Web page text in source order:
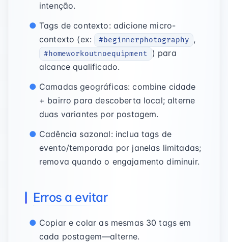
intenção.
Tags de contexto: adicione micro-
contexto (ex:
#beginnerphotography ,
#homeworkoutnoequipment
) para
alcance qualificado.
Camadas geográficas: combine cidade
+ bairro para descoberta local; alterne
duas variantes por postagem.
Cadência sazonal: inclua tags de
evento/temporada por janelas limitadas;
remova quando o engajamento diminuir.
Erros a evitar
Copiar e colar as mesmas 30 tags em
cada postagem—alterne.